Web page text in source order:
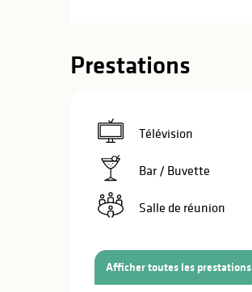
Prestations
Télévision
Bar / Buvette
Salle de réunion
Afficher toutes les prestations